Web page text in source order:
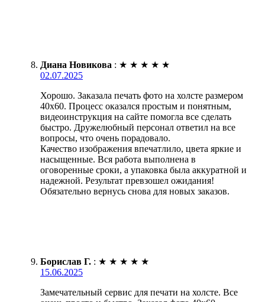
Диана Новикова : ★ ★ ★ ★ ★
02.07.2025
Хорошо. Заказала печать фото на холсте размером
40х60. Процесс оказался простым и понятным,
видеоинструкция на сайте помогла все сделать
быстро. Дружелюбный персонал ответил на все
вопросы, что очень порадовало.
Качество изображения впечатлило, цвета яркие и
насыщенные. Вся работа выполнена в
оговоренные сроки, а упаковка была аккуратной и
надежной. Результат превзошел ожидания!
Обязательно вернусь снова для новых заказов.
Борислав Г. : ★ ★ ★ ★ ★
15.06.2025
Замечательный сервис для печати на холсте. Все